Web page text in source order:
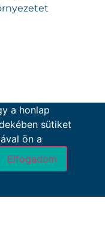
a honlap
sütiket
ön a
Elfogadom